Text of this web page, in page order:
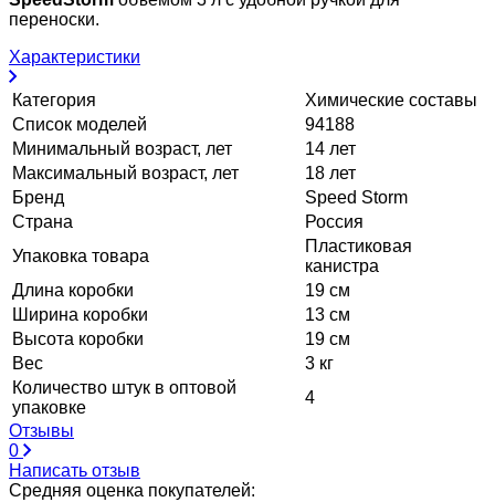
переноски.
Характеристики
Категория
Химические составы
Список моделей
94188
Минимальный возраст, лет
14 лет
Максимальный возраст, лет
18 лет
Бренд
Speed Storm
Страна
Россия
Упаковка товара
Пластиковая
канистра
Длина коробки
19 см
Ширина коробки
13 см
Высота коробки
19 см
Вес
3 кг
Количество штук в оптовой
упаковке
4
Отзывы
0
Написать отзыв
Средняя оценка покупателей: